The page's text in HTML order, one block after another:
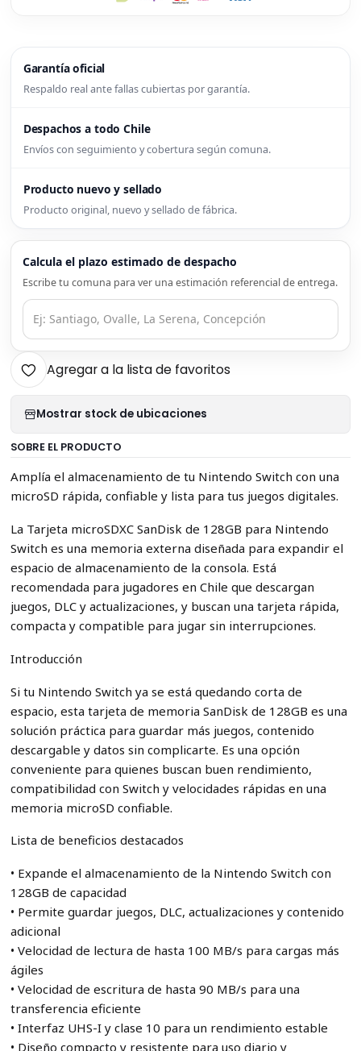
Garantía oficial
Respaldo real ante fallas cubiertas por garantía.
Despachos a todo Chile
Envíos con seguimiento y cobertura según comuna.
Producto nuevo y sellado
Producto original, nuevo y sellado de fábrica.
Calcula el plazo estimado de despacho
Escribe tu comuna para ver una estimación referencial de entrega.
Agregar a la lista de favoritos
Mostrar stock de ubicaciones
SOBRE EL PRODUCTO
Amplía el almacenamiento de tu Nintendo Switch con una
microSD rápida, confiable y lista para tus juegos digitales.
La Tarjeta microSDXC SanDisk de 128GB para Nintendo
Switch es una memoria externa diseñada para expandir el
espacio de almacenamiento de la consola. Está
recomendada para jugadores en Chile que descargan
juegos, DLC y actualizaciones, y buscan una tarjeta rápida,
compacta y compatible para jugar sin interrupciones.
Introducción
Si tu Nintendo Switch ya se está quedando corta de
espacio, esta tarjeta de memoria SanDisk de 128GB es una
solución práctica para guardar más juegos, contenido
descargable y datos sin complicarte. Es una opción
conveniente para quienes buscan buen rendimiento,
compatibilidad con Switch y velocidades rápidas en una
memoria microSD confiable.
Lista de beneficios destacados
• Expande el almacenamiento de la Nintendo Switch con
128GB de capacidad
• Permite guardar juegos, DLC, actualizaciones y contenido
adicional
• Velocidad de lectura de hasta 100 MB/s para cargas más
ágiles
• Velocidad de escritura de hasta 90 MB/s para una
transferencia eficiente
• Interfaz UHS-I y clase 10 para un rendimiento estable
• Diseño compacto y resistente para uso diario y